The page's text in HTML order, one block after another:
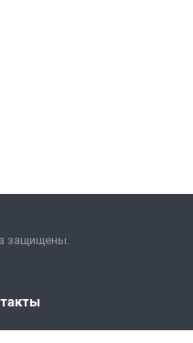
защищены.